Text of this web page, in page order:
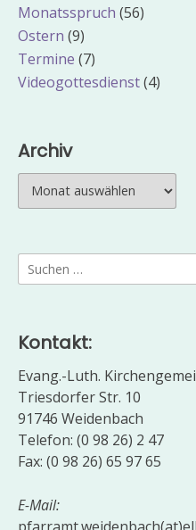
Monatsspruch (56)
Ostern (9)
Termine (7)
Videogottesdienst(4)
Archiv
Archiv
Suchen
nach:
Kontakt:
Evang.-Luth.
Triesdorfer Str. 10
91746 Weidenbach
Telefon: (0 98 26) 2 47
Fax: (0 98 26) 65 97 65
E-Mail: